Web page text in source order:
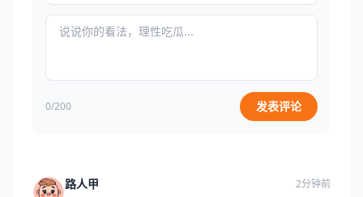
0/200 发表评论
路人甲 2分钟前